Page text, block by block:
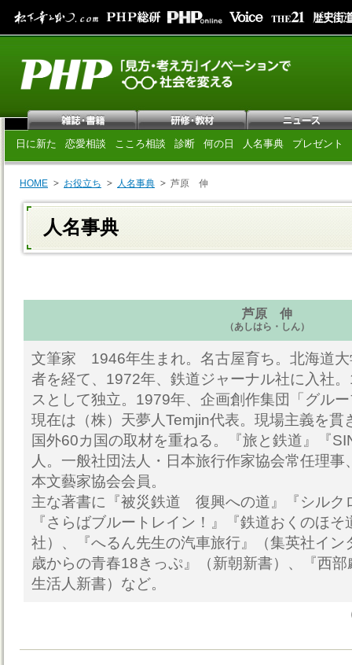
日に新た 恋愛相談 こころ相談 診断 何の日 人名事典 プレゼント
HOME お役立ち 人名事典 芦原 伸
人名事典
芦原 伸
（あしはら・しん）
文筆家 1946年生まれ。名古屋育ち。北海道
者を経て、1972年、鉄道ジャーナル社に入社
スとして独立。1979年、企画創作集団「グル
現在は（株）天夢人Temjin代表。現場主義を貫
国外60カ国の取材を重ねる。『旅と鉄道』『
人。一般社団法人・日本旅行作家協会常任理
本文藝家協会会員。
主な著書に『被災鉄道 復興への道』『シルク
『さらばブルートレイン！』『鉄道おくのほ
社）、『へるん先生の汽車旅行』（集英社イン
歳からの青春18きっぷ』（新朝新書）、『西
生活人新書）など。